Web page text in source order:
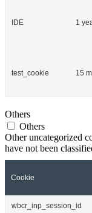
IDE 1
test_cookie 15
Others
Others
Other uncategorized
have not been
Cookie
wbcr_inp_session_id